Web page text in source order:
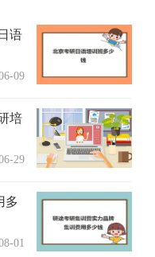
语
09
培
29
多
01